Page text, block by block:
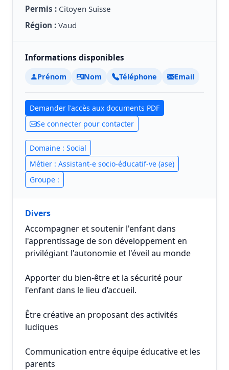
Permis : Citoyen Suisse
Région : Vaud
Informations disponibles
Prénom Nom Téléphone Email
Demander l'accès aux documents PDF
Se connecter pour contacter
Domaine : Social
Métier : Assistant-e socio-éducatif-ve (ase)
Groupe :
Divers
Accompagner et soutenir l'enfant dans
l'apprentissage de son développement en
privilégiant l'autonomie et l'éveil au monde
Apporter du bien-être et la sécurité pour
l'enfant dans le lieu d’accueil.
Être créative an proposant des activités
ludiques
Communication entre équipe éducative et les
parents